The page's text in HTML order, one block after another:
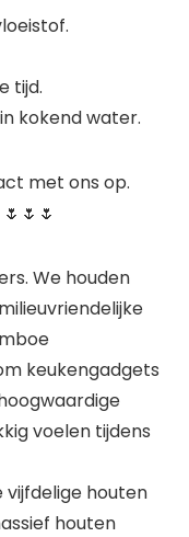
tijd.
kokend water.
met ons op.
We houden
keukengadgets
voelen tijdens
vijfdelige houten
houten